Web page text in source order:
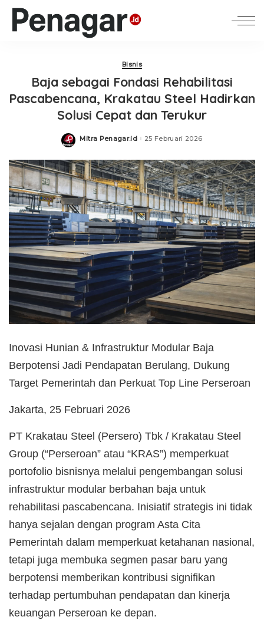
Bisnis
Baja sebagai Fondasi Rehabilitasi
Pascabencana, Krakatau Steel Hadirkan
Solusi Cepat dan Terukur
Posted
Mitra Penagar.id 25 Februari 2026
Inovasi Hunian & Infrastruktur Modular Baja
Berpotensi Jadi Pendapatan Berulang, Dukung
Target Pemerintah dan Perkuat Top Line Perseroan
Jakarta, 25 Februari 2026
PT Krakatau Steel (Persero) Tbk / Krakatau Steel
Group (“Perseroan” atau “KRAS”) memperkuat
portofolio bisnisnya melalui pengembangan solusi
infrastruktur modular berbahan baja untuk
rehabilitasi pascabencana. Inisiatif strategis ini tidak
hanya sejalan dengan program Asta Cita
Pemerintah dalam memperkuat ketahanan nasional,
tetapi juga membuka segmen pasar baru yang
berpotensi memberikan kontribusi signifikan
terhadap pertumbuhan pendapatan dan kinerja
keuangan Perseroan ke depan.